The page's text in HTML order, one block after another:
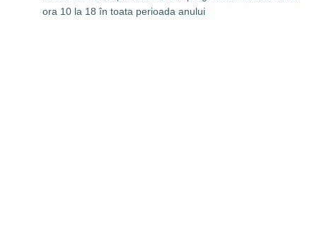
ora 10 la 18 în toata perioada anului